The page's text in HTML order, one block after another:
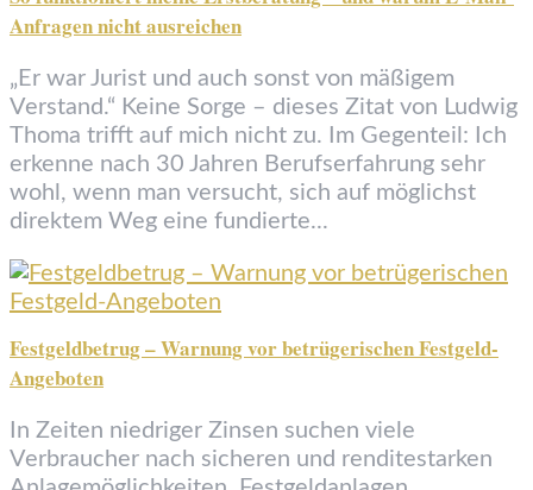
Anfragen nicht ausreichen
„Er war Jurist und auch sonst von mäßigem
Verstand.“ Keine Sorge – dieses Zitat von Ludwig
Thoma trifft auf mich nicht zu. Im Gegenteil: Ich
erkenne nach 30 Jahren Berufserfahrung sehr
wohl, wenn man versucht, sich auf möglichst
direktem Weg eine fundierte...
Festgeldbetrug – Warnung vor betrügerischen Festgeld-
Angeboten
In Zeiten niedriger Zinsen suchen viele
Verbraucher nach sicheren und renditestarken